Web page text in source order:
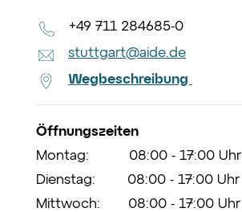
+49 711 284685-0
stuttgart@aide.de
Wegbeschreibung
Öffnungszeiten
Montag: 08:00 - 17:00 Uhr
Dienstag: 08:00 - 17:00 Uhr
Mittwoch: 08:00 - 17:00 Uhr